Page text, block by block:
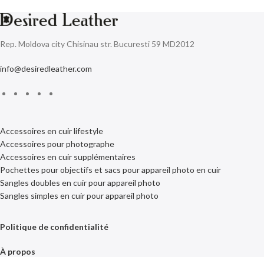
Rep. Moldova city Chisinau str. Bucuresti 59 MD2012
info@desiredleather.com
Accessoires en cuir lifestyle
Accessoires pour photographe
Accessoires en cuir supplémentaires
Pochettes pour objectifs et sacs pour appareil photo en cuir
Sangles doubles en cuir pour appareil photo
Sangles simples en cuir pour appareil photo
Politique de confidentialité
À propos